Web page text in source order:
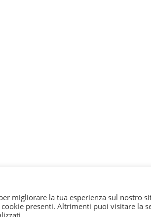
migliorare la tua esperienza sul nostro
cookie presenti. Altrimenti puoi visitare la